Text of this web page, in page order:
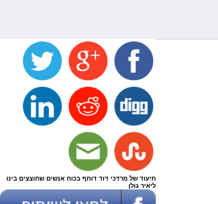
תיעוד של מרדכי דוד דוחף בכוח אנשים שחוצצים בינו
ליאיר גולן